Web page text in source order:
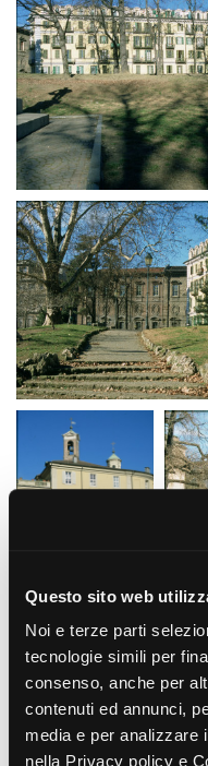
Questo sito web
Noi e terze parti
tecnologie simili per
consenso, anche per
contenuti ed annunci,
media e per analizzare
nella Privacy policy e
LOCATION GUIDE
FILM DATABASE
BOOK DATABASE
NEWS
CASTING
Amministrazione trasparente
Bandi e gare
Contatti
Privacy
Cookie policy
Whistleblowing